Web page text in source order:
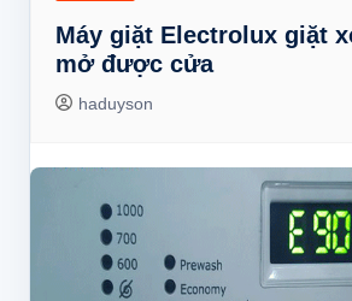
Máy giặt Electrolux giặt
mở được cửa
haduyson